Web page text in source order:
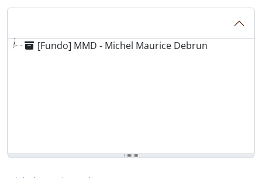
[Fundo] MMD - Michel Maurice Debrun